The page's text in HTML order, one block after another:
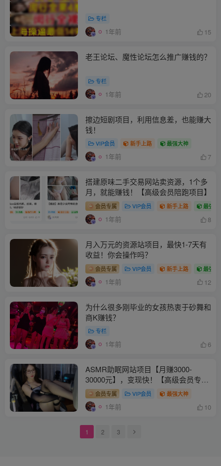
专栏
1年前 15
老王论坛、魔性论坛怎么推广赚钱的？
专栏
1年前 20
擦边短剧项目，利用信息差，也能赚大
钱！
VIP会员 新手上路 最强大神
1年前 7
搭建原味二手交易网站卖资源，1个多
月，就能赚钱！【高级会员陪跑项目】
会员专属 VIP会员 新手上路 最强大
1年前 8
月入万元的资源站项目，最快1-7天有
收益！你会操作吗？
会员专属 VIP会员 新手上路 最强大
1年前 12
为什么很多刚毕业的女孩热衷于砂舞和
商K赚钱？
专栏
1年前 6
ASMR助眠网站项目【月赚3000-
30000元】，变现快！【高级会员专
属】会员专属 VIP会员 最强大神
1年前 10
1 2 3